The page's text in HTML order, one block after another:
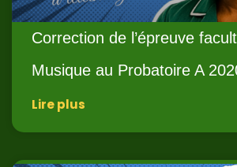
Correction de l’épreuve
Musique au Probatoire A
Lire plus